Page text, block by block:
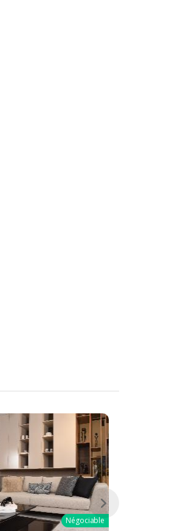
Négociable